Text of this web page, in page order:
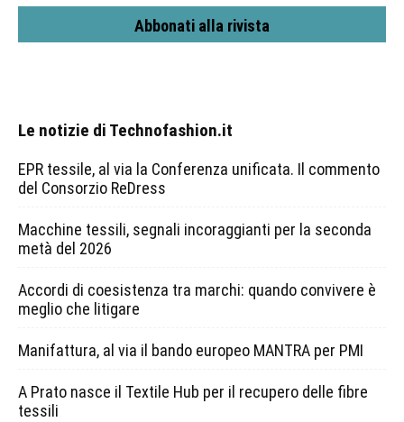
Abbonati alla rivista
Le notizie di Technofashion.it
EPR tessile, al via la Conferenza unificata. Il commento
del Consorzio ReDress
Macchine tessili, segnali incoraggianti per la seconda
metà del 2026
Accordi di coesistenza tra marchi: quando convivere è
meglio che litigare
Manifattura, al via il bando europeo MANTRA per PMI
A Prato nasce il Textile Hub per il recupero delle fibre
tessili